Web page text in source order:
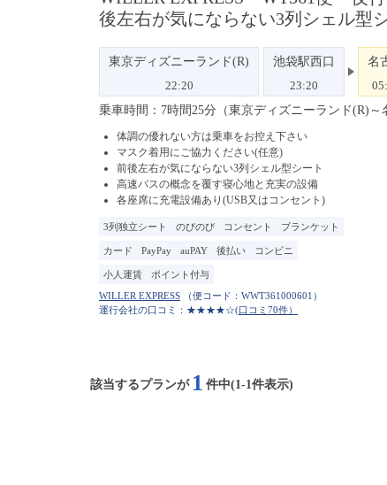
後左右が気にならない3列シェル型
（便コード： WWT361000601 ）
運行会社の口コミ：★★★★☆(口コミ70件）
東京ディズニーランド(R)
22:20
池袋駅西口
23:20
名
乗車時間：7時間25分（東京ディズニーランド(R)～
3列独立シート のびのび コンセント ブランケット
体調の優れない方は乗車をお控え下さい
マスク着用にご協力ください(任意)
前後左右が気にならない3列シェル型シート
高速バスの概念を覆す寝心地と充実の設備
各座席に充電設備あり(USB又はコンセント)
カード PayPay auPAY 後払い コンビニ
小人運賃 ポイント付与
該当するプランが 1 件中(1-1件表示)